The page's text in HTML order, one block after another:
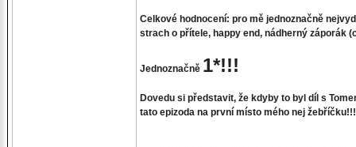
Celkové hodnocení: pro mě jednoznačně
strach o přítele, happy end, nádherný záporák
Jednoznačně 1*!!!
Dovedu si představit, že kdyby to byl díl s
tato epizoda na první místo mého nej